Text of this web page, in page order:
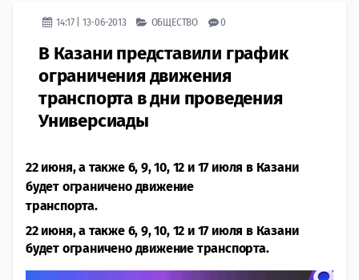
14:17 | 13-06-2013 ОБЩЕСТВО 0
В Казани представили график
ограничения движения
транспорта в дни проведения
Универсиады
22 июня, а также 6, 9, 10, 12 и 17 июля в Казани
будет ограничено движение
транспорта.
22 июня, а также 6, 9, 10, 12 и 17 июля в Казани
будет ограничено движение транспорта.